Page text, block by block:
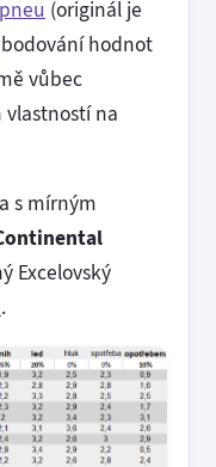
(originál je
hodnot
vůbec
na
s mírným
Excelovský
.